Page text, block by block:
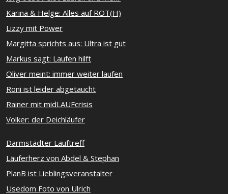
Karina & Helge: Alles auf ROT(H)
Lizzy mit Power
Margitta sprichts aus: Ultra ist gut
Markus sagt: Laufen hilft
Oliver meint: immer weiter laufen
Roni ist leider abgetaucht
Rainer mit midLAUFcrisis
Volker: der Deichläufer
Darmstädter Lauftreff
Läuferherz von Abdel & Stephan
PlanB ist Lieblingsveranstalter
Usedom Foto von Ulrich